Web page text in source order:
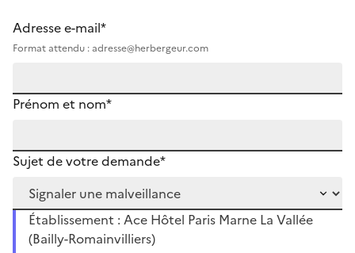
Adresse e-mail*
Format attendu : adresse@herbergeur.com
Prénom et nom*
Sujet de votre demande*
Établissement : Ace Hôtel Paris Marne La Vallée
(Bailly-Romainvilliers)